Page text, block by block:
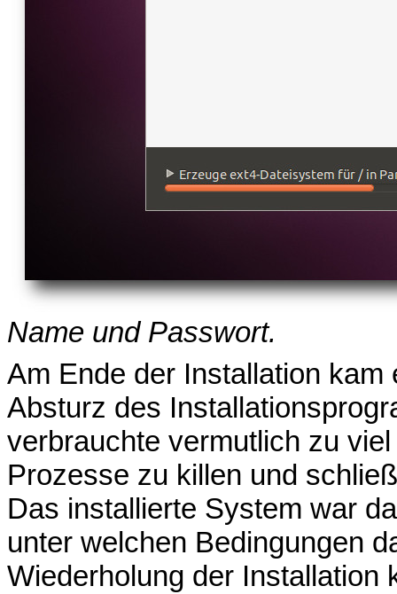
Name und Passwort.
Am Ende der Installation
Absturz des
verbrauchte vermutlich zu
Prozesse zu killen und
Das installierte System war
unter welchen Bedingungen
Wiederholung der Installation